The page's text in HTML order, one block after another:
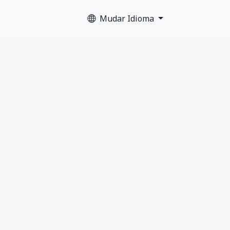
Mudar Idioma